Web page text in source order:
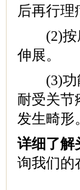
后再行理
(2)按摩
伸展。
(3)功能
耐受关节
发生畸形
详细了解
询我们的